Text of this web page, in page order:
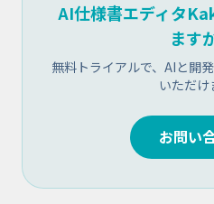
AI仕様書エディタ
ます
無料トライアルで、AIと開
いただけ
お問い